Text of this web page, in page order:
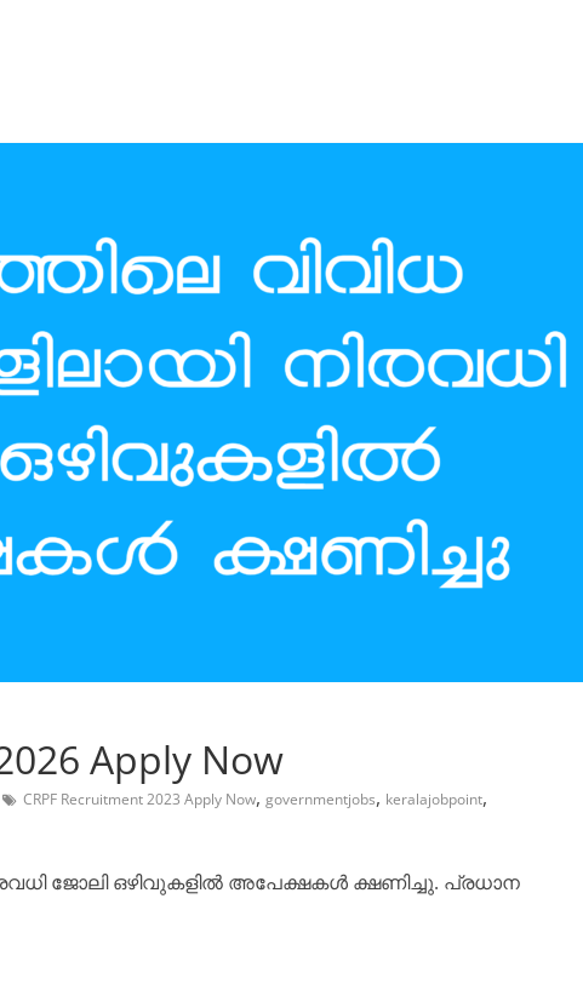
Apply Now
CRPF Recruitment 2023 Apply Now, governmentjobs, keralajobpoint,
ജോലി ഒഴിവുകളിൽ അപേക്ഷകൾ ക്ഷണിച്ചു. പ്രധാന